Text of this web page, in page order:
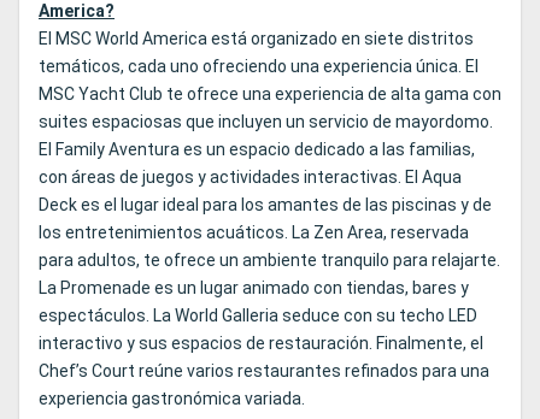
America?
El MSC World America está organizado en siete distritos
temáticos, cada uno ofreciendo una experiencia única. El
MSC Yacht Club te ofrece una experiencia de alta gama con
suites espaciosas que incluyen un servicio de mayordomo.
El Family Aventura es un espacio dedicado a las familias,
con áreas de juegos y actividades interactivas. El Aqua
Deck es el lugar ideal para los amantes de las piscinas y de
los entretenimientos acuáticos. La Zen Area, reservada
para adultos, te ofrece un ambiente tranquilo para relajarte.
La Promenade es un lugar animado con tiendas, bares y
espectáculos. La World Galleria seduce con su techo LED
interactivo y sus espacios de restauración. Finalmente, el
Chef’s Court reúne varios restaurantes refinados para una
experiencia gastronómica variada.